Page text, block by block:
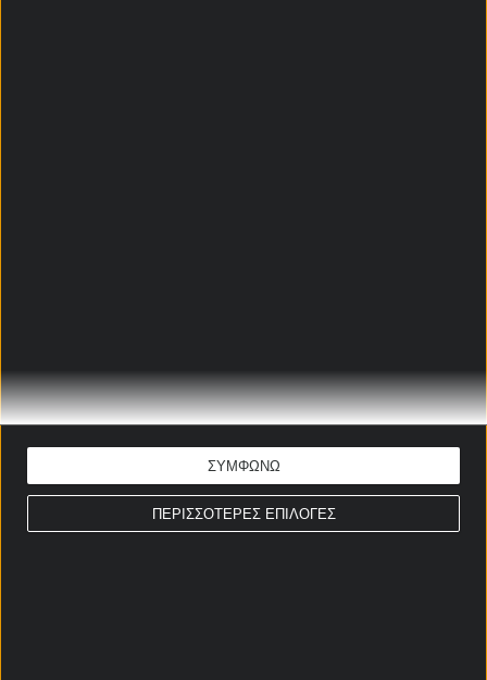
ΠΕΡΙΣΣΟΤΕΡΕΣ ΕΠΙΛΟΓΕΣ
ΣΥΜΦΩΝΩ
Πρεμιέρα Μουντιάλ με super
ενισχυμένη νίκη της Τσεχίας
δια... ποδός Σικ 💥
Επόμενη ομάδα Μαυροπάνου: